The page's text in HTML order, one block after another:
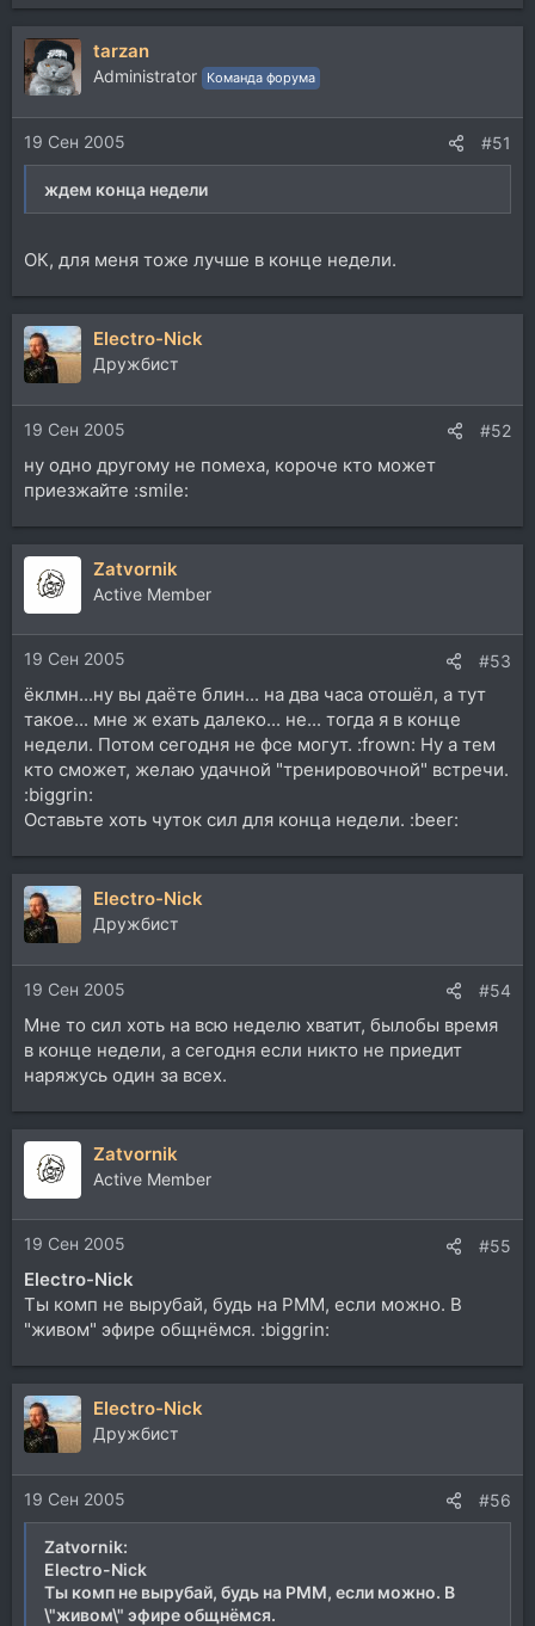
tarzan
Administrator Команда форума
19 Сен 2005 #51
ждем конца недели
ОК, для меня тоже лучше в конце недели.
Electro-Nick
Дружбист
19 Сен 2005 #52
ну одно другому не помеха, короче кто может
приезжайте :smile:
Zatvornik
Active Member
19 Сен 2005 #53
ёклмн...ну вы даёте блин... на два часа отошёл, а тут
такое... мне ж ехать далеко... не... тогда я в конце
недели. Потом сегодня не фсе могут. :frown: Ну а тем
кто сможет, желаю удачной "тренировочной" встречи.
:biggrin:
Оставьте хоть чуток сил для конца недели. :beer:
Electro-Nick
Дружбист
19 Сен 2005 #54
Мне то сил хоть на всю неделю хватит, былобы время
в конце недели, а сегодня если никто не приедит
наряжусь один за всех.
Zatvornik
Active Member
19 Сен 2005 #55
Electro-Nick
Ты комп не вырубай, будь на РММ, если можно. В
"живом" эфире общнёмся. :biggrin:
Electro-Nick
Дружбист
19 Сен 2005 #56
Zatvornik:
Electro-Nick
Ты комп не вырубай, будь на РММ, если можно. В
\"живом\" эфире общнёмся.